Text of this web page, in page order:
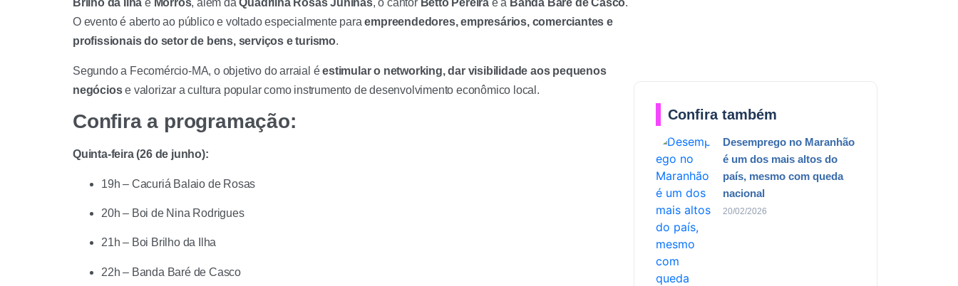
Brilho da Ilha e Morros, além daQuadrilha Rosas Juninas, o cantor Betto Pereira e a Banda Baré de Casco.
O evento é aberto ao público e voltado especialmente paraempreendedores, empresários, comerciantes e
profissionais do setor de bens, serviços e turismo.
Segundo a Fecomércio-MA, o objetivo do arraial éestimular o networking, dar visibilidade aos pequenos
negóciose valorizar a cultura popular como instrumento de desenvolvimento econômico local.
Confira a programação:
Quinta-feira (26 de junho):
19h – Cacuriá Balaio de Rosas
20h – Boi de Nina Rodrigues
21h – Boi Brilho da Ilha
22h – Banda Baré de Casco
Confira também
Desemprego no Maranhão
é um dos mais altos do
país, mesmo com queda
nacional
20/02/2026